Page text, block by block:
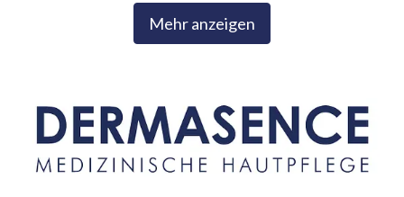
Mehr anzeigen
auf intelligente, innovative Wirkstoffkombinationen.
mit aktueller dermatologischer Forschung und modernen
Rezepturen. Durch spezialisierte Extraktions- und
Reinigungsverfahren werden ausgewählte